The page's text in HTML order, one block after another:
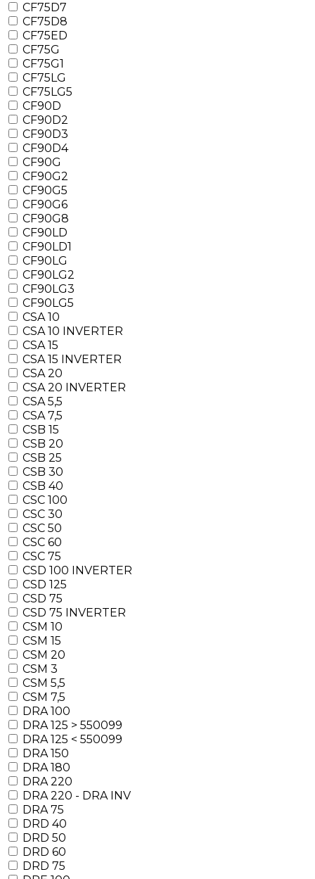
CF75D7
CF75D8
CF75ED
CF75G
CF75G1
CF75LG
CF75LG5
CF90D
CF90D2
CF90D3
CF90D4
CF90G
CF90G2
CF90G5
CF90G6
CF90G8
CF90LD
CF90LD1
CF90LG
CF90LG2
CF90LG3
CF90LG5
CSA 10
CSA 10 INVERTER
CSA 15
CSA 15 INVERTER
CSA 20
CSA 20 INVERTER
CSA 5,5
CSA 7,5
CSB 15
CSB 20
CSB 25
CSB 30
CSB 40
CSC 100
CSC 30
CSC 50
CSC 60
CSC 75
CSD 100 INVERTER
CSD 125
CSD 75
CSD 75 INVERTER
CSM 10
CSM 15
CSM 20
CSM 3
CSM 5,5
CSM 7,5
DRA 100
DRA 125 > 550099
DRA 125 < 550099
DRA 150
DRA 180
DRA 220
DRA 220 - DRA INV
DRA 75
DRD 40
DRD 50
DRD 60
DRD 75